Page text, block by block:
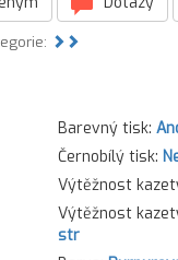
Barevný tisk:
Černobílý tisk:
Výtěžnost
Výtěžnost
str